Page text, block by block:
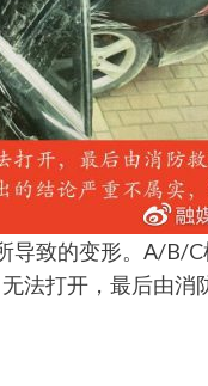
导致的变形。A/B/
法打开，最后由消